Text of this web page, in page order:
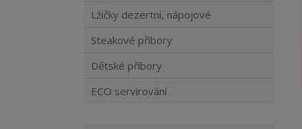
Lžičky dezertní, nápojové
Steakové příbory
Dětské příbory
ECO servírování